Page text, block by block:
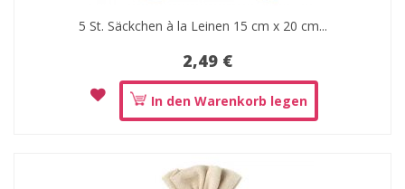
5 St. Säckchen à la Leinen 15 cm x 20 cm...
2,49 €
In den Warenkorb legen